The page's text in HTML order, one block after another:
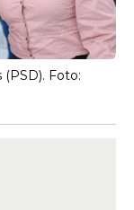
Foto: